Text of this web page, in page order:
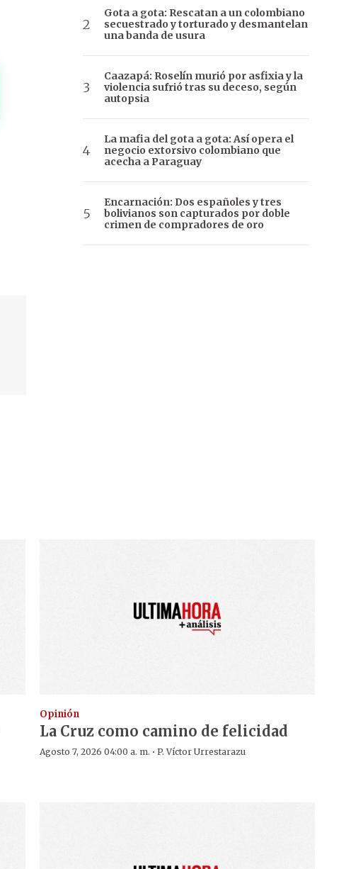
Gota a gota: Rescatan a un colombiano
secuestrado y torturado y desmantelan
una banda de usura
Caazapá: Roselín murió por asfixia y la
violencia sufrió tras su deceso, según
autopsia
La mafia del gota a gota: Así opera el
negocio extorsivo colombiano que
acecha a Paraguay
Encarnación: Dos españoles y tres
bolivianos son capturados por doble
crimen de compradores de oro
Opinión
La Cruz como camino de felicidad
Agosto 7, 2026 04:00 a. m. · P. Víctor Urrestarazu